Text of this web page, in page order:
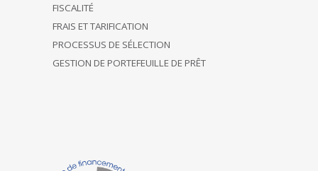
FISCALITÉ
FRAIS ET TARIFICATION
PROCESSUS DE SÉLECTION
GESTION DE PORTEFEUILLE DE PRÊT